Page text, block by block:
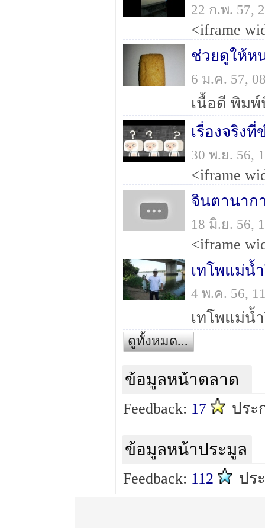
22 ก.พ. 57,
ช่วยดูให้ห
6 ม.ค. 57,
เนื้อดี พิม
เรื่องจริง
30 พ.ย. 56,
จินตานาก
18 มิ.ย. 56,
เทโพแม่น้
4 พ.ค. 56,
เทโพแม่น้
ดูทั้งหมด...
ข้อมูลหน้าตลาด
Feedback: 17 ประ
ข้อมูลหน้าประมูล
Feedback: 112 ปร